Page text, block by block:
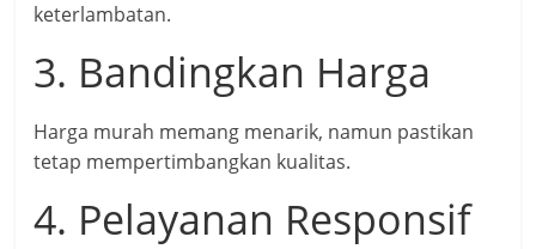
keterlambatan.
3. Bandingkan Harga
Harga murah memang menarik, namun pastikan
tetap mempertimbangkan kualitas.
4. Pelayanan Responsif